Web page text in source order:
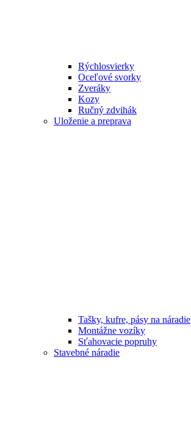
Rýchlosvierky
Oceľové svorky
Zveráky
Kozy
Ručný zdvihák
Uloženie a preprava
Tašky, kufre, pásy na náradie
Montážne vozíky
Sťahovacie popruhy
Stavebné náradie